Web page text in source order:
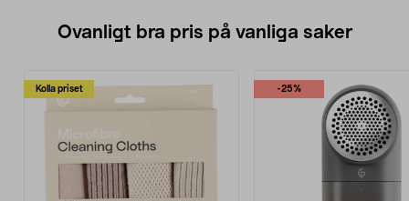
Ovanligt bra pris på vanliga saker
Kolla priset -25%